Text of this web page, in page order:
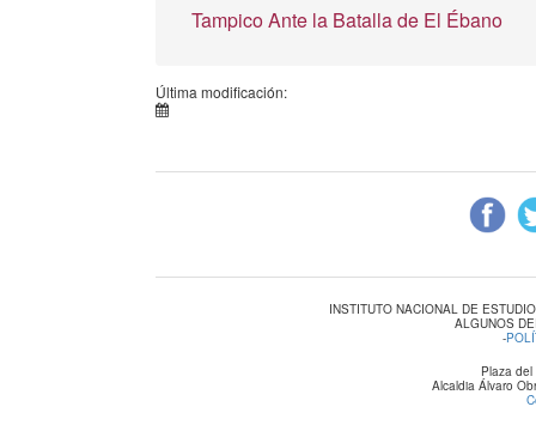
Tampico Ante la Batalla de El Ébano
Última modificación:
INSTITUTO NACIONAL DE
ALGUNOS
-
Plaza
Alcaldia Álvaro